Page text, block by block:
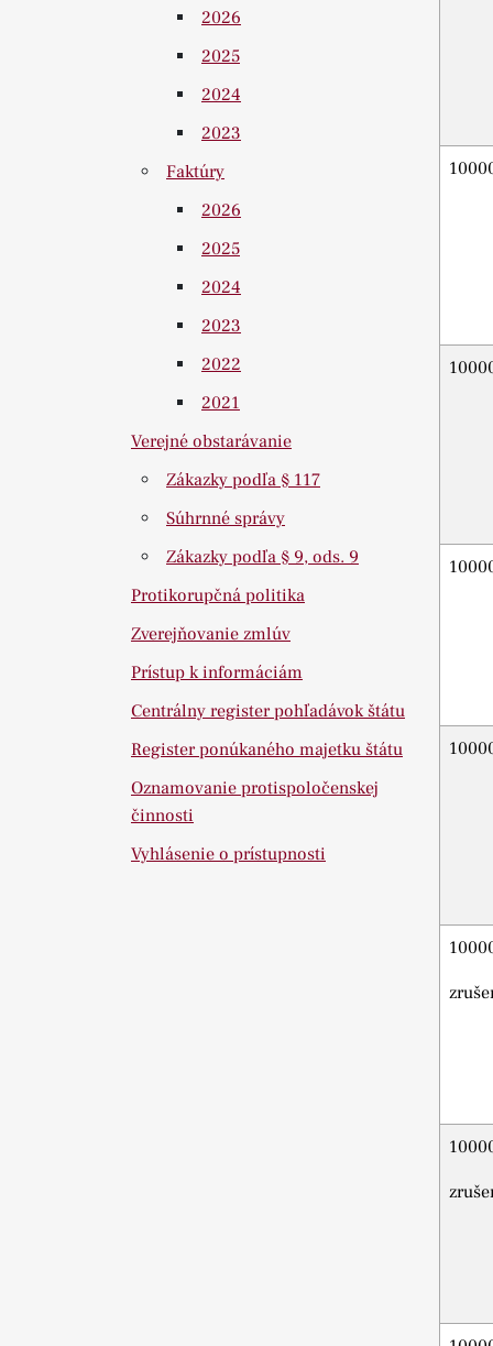
2026
2025
2024
2023
Faktúry
2026
2025
2024
2023
2022
2021
Verejné obstarávanie
Zákazky podľa § 117
Súhrnné správy
Zákazky podľa § 9, ods. 9
Protikorupčná politika
Zverejňovanie zmlúv
Prístup k informáciám
Centrálny register pohľadávok štátu
Register ponúkaného majetku štátu
Oznamovanie protispoločenskej
činnosti
Vyhlásenie o prístupnosti